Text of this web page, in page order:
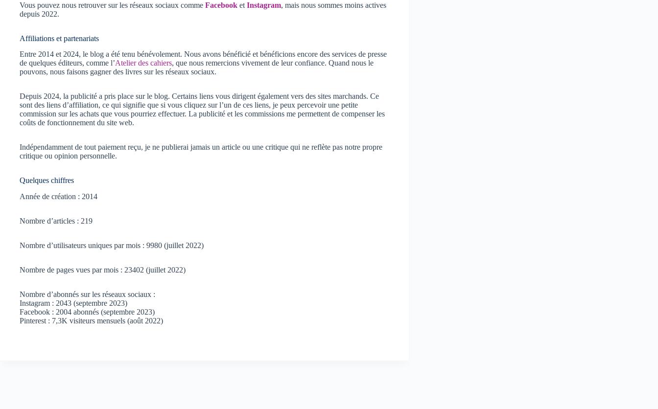
Vous pouvez nous retrouver sur les réseaux sociaux comme Facebook et Instagram, mais nous sommes moins actives
depuis 2022.
Affiliations et partenariats
Entre 2014 et 2024, le blog a été tenu bénévolement. Nous avons bénéficié et bénéficions encore des services de presse
de quelques éditeurs, comme l’Atelier des cahiers, que nous remercions vivement de leur confiance. Quand nous le
pouvons, nous faisons gagner des livres sur les réseaux sociaux.
Depuis 2024, la publicité a pris place sur le blog. Certains liens vous dirigent également vers des sites marchands. Ce
sont des liens d’affiliation, ce qui signifie que si vous cliquez sur l’un de ces liens, je peux percevoir une petite
commission sur les achats que vous pourriez effectuer. La publicité et les commissions me permettent de compenser les
coûts de fonctionnement du site web.
Indépendamment de tout paiement reçu, je ne publierai jamais un article ou une critique qui ne reflète pas notre propre
critique ou opinion personnelle.
Quelques chiffres
Année de création : 2014
Nombre d’articles : 219
Nombre d’utilisateurs uniques par mois : 9980 (juillet 2022)
Nombre de pages vues par mois : 23402 (juillet 2022)
Nombre d’abonnés sur les réseaux sociaux :
Instagram : 2043 (septembre 2023)
Facebook : 2004 abonnés (septembre 2023)
Pinterest : 7,3K visiteurs mensuels (août 2022)